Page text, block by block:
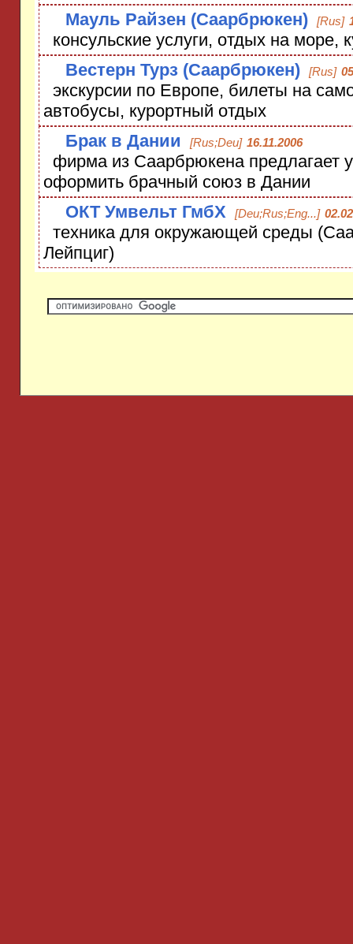
Мауль Райзен (Саарбрюкен)
[Rus]
консульские услуги, отдых на море,
Вестерн Турз (Саарбрюкен)
[Rus]
экскурсии по Европе, билеты на
автобусы, курортный отдых
Брак в Дании
[Rus;Deu] 16.11.2006
фирма из Саарбрюкена предлагает
оформить брачный союз в Дании
ОКТ Умвельт ГмбХ
[Deu;Rus;Eng...]
техника для окружающей среды
Лейпциг)